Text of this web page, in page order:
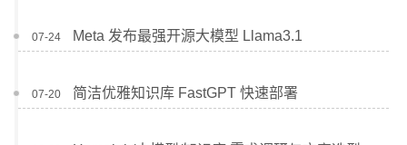
公益 404
07-24 Meta 发布最强开源大模型 Llama3.1
07-20 简洁优雅知识库 FastGPT 快速部署